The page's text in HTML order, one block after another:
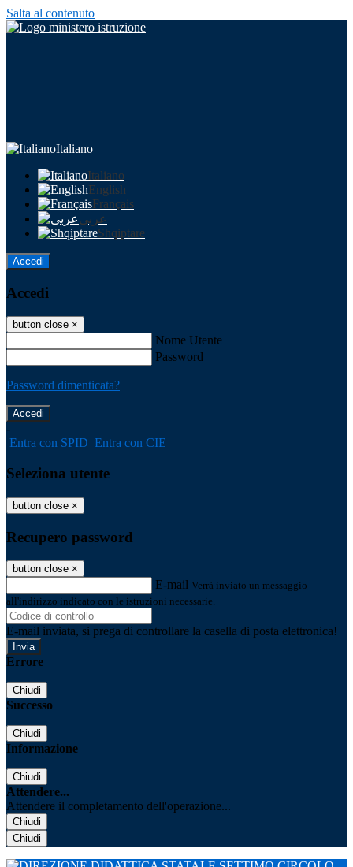
Salta al contenuto
Italiano
Italiano
English
Français
عربى
Shqiptare
Accedi
Accedi
button close ×
Nome Utente
Password
Password dimenticata?
-
Entra con SPID Entra con CIE
Seleziona utente
button close ×
Recupero password
button close ×
E-mail Verrà inviato un messaggio
all'indirizzo indicato con le istruzioni necessarie.
E-mail inviata, si prega di controllare la casella di posta elettronica!
Errore
Chiudi
Successo
Chiudi
Informazione
Chiudi
Attendere...
Attendere il completamento dell'operazione...
Chiudi
Chiudi